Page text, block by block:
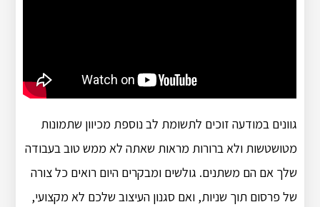
גוונים במודעה זוכים לתשומת לב נוספת מכיוון שתמונות
מטושטשות ולא ברורות מראות שאתה לא ממש טוב בעבודה
שלך אם הם משתנים. גולשים ומבקרים היום רואים כל צורה
של פרסום תוך שניות, ואם סגנון העיצוב שלכם לא מקצועי,